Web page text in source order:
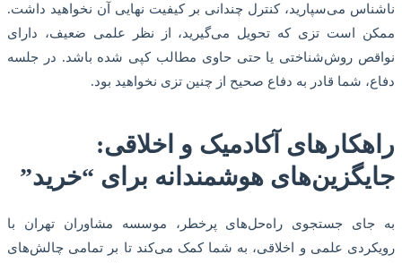
ناشناس می‌سپارید، کنترل چندانی بر کیفیت نهایی آن نخواهید داشت.
ممکن است تزی که تحویل می‌گیرید، از نظر علمی ضعیف، دارای
نواقص روش‌شناختی یا حتی حاوی مطالب کپی شده باشد. در جلسه
دفاع، شما قادر به دفاع صحیح از چنین تزی نخواهید بود.
راهکارهای آکادمیک و اخلاقی:
جایگزین‌های هوشمندانه برای “خرید”
به جای جستجوی راه‌حل‌های پرخطر، موسسه مشاوران تهران با
رویکردی علمی و اخلاقی، به شما کمک می‌کند تا بر تمامی چالش‌های